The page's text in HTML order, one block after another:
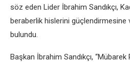
söz eden Lider İbrahim Sandıkçı,
beraberlik hislerini güçlendirmesine
bulundu.
Başkan İbrahim Sandıkçı, “Mübarek